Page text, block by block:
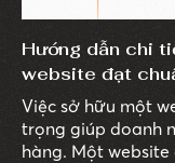
Hướng dẫn chi
website đạt
Việc sở hữu một
trọng giúp doanh
hàng. Một